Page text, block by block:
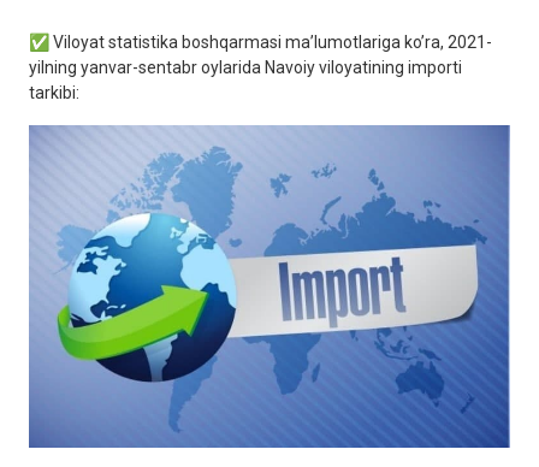
✅ Viloyat statistika boshqarmasi maʼlumotlariga koʼra, 2021-
yilning yanvar-sentabr oylarida Navoiy viloyatining importi
tarkibi: